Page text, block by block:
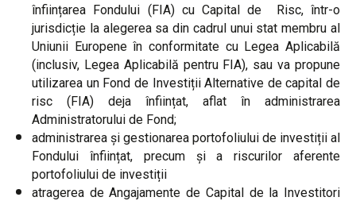
înființarea Fondului (FIA) cu Capital de Risc, într-o
jurisdicție la alegerea sa din cadrul unui stat membru al
Uniunii Europene în conformitate cu Legea Aplicabilă
(inclusiv, Legea Aplicabilă pentru FIA), sau va propune
utilizarea un Fond de Investiții Alternative de capital de
risc (FIA) deja înființat, aflat în administrarea
Administratorului de Fond;
administrarea și gestionarea portofoliului de investiții al
Fondului înființat, precum și a riscurilor aferente
portofoliului de investiții
atragerea de Angajamente de Capital de la Investitori